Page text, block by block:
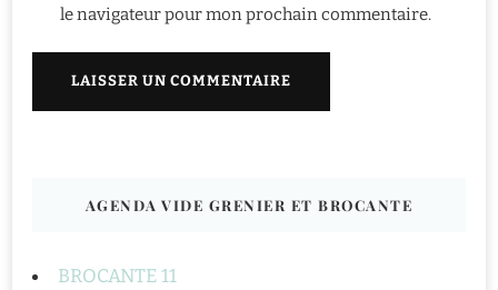
le navigateur pour mon prochain commentaire.
AGENDA VIDE GRENIER ET BROCANTE
BROCANTE 11